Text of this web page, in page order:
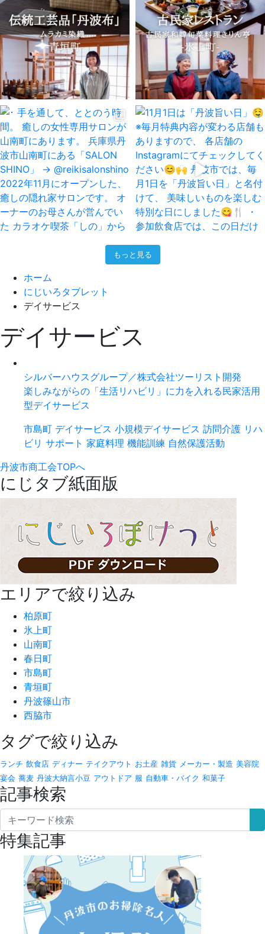
もっと見る
ホーム
にじいろタブレット
デイサービス
デイサービス
シルバーハウスグループ／株式会社ツーリスト開発
楽しみながらの「生活リハビリ」に力を入れる民家活用
型デイサービス
市島町 デイサービス 小規模デイサービス 訪問介護 リハ
ビリ サポート 家庭料理 機能訓練 自然保護活動
丹波市商工会TOPへ
にじタブ紙面版
エリアで絞り込み
柏原町
氷上町
山南町
春日町
市島町
青垣町
丹波篠山市
西脇市
タグで絞り込み
ランチ 飲食店 ディナー テイクアウト お土産 雑貨 メーカー・製造 美容院
宴会 蕎麦 丹波大納言小豆 アウトドア 服 自動車・バイク 和菓子
記事検索
特集記事